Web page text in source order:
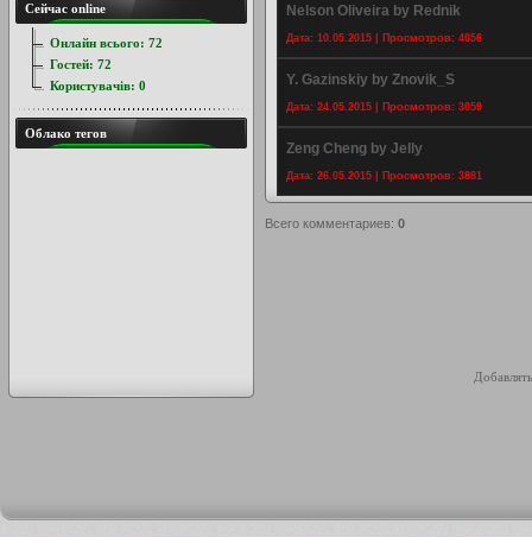
Nelson Oliveira by Rednik
Дата: 10.05.2015 | Просмотров: 4056
Y. Gazinskiy by Znovik_S
Дата: 24.05.2015 | Просмотров: 3059
Zeng Cheng by Jelly
Дата: 26.05.2015 | Просмотров: 3881
Всего комментариев: 0
Сейчас online
Онлайн всього: 72
Гостей: 72
Користувачів: 0
Облако тегов